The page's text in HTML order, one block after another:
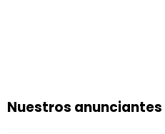
Nuestros anunciantes